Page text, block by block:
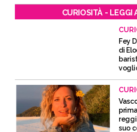
CURIOSITÀ - LEGGI
Fey
di
suo